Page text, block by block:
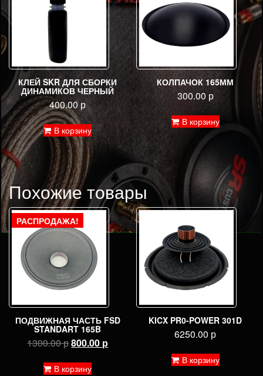
КЛЕЙ SKR ДЛЯ СБОРКИ
ДИНАМИКОВ ЧЕРНЫЙ
400.00р
В корзину
КОЛПАЧОК 165ММ
300.00 р
В корзину
Похожие товары
РАСПРОДАЖА!
ПОДВИЖНАЯ ЧАСТЬ FSD
STANDART 165B
1300.00рПервоначальная
составляла
800.00 рТекущая
В корзину
KICX PR0-POWER 301D
6250.00 р
В корзину